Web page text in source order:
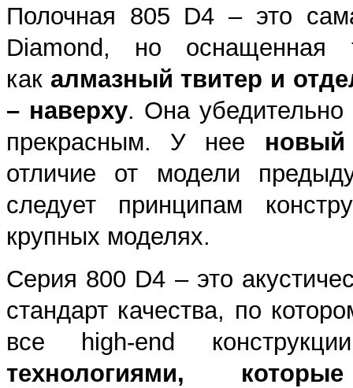
Полочная 805 D4 – это
Diamond, но оснащенная
как алмазный твитер и
– наверху. Она
прекрасным. У нее
отличие от модели
следует принципам
крупных моделях.
Серия 800 D4 – это
стандарт качества, по
все high-end
технологиями,